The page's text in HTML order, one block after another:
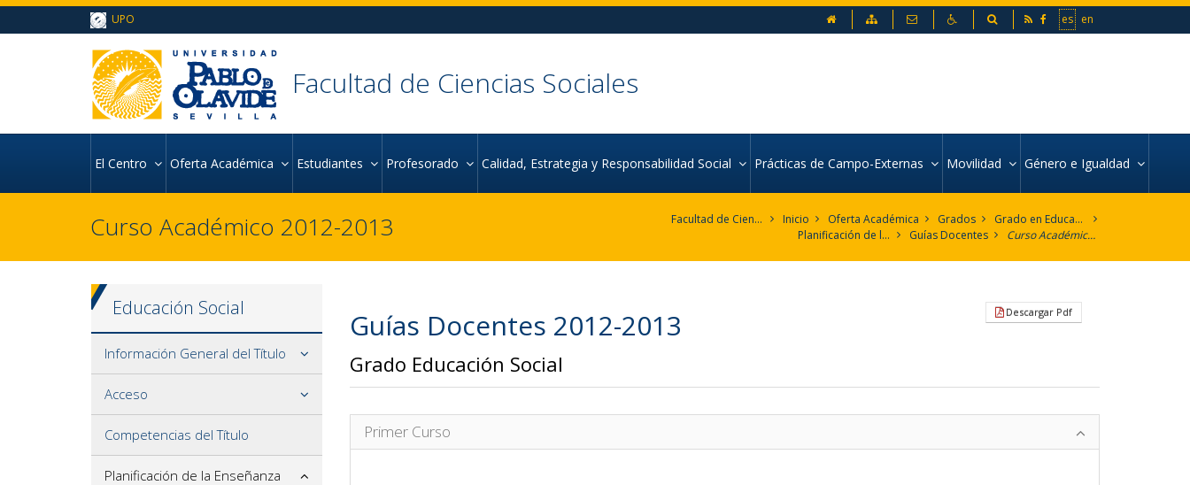
Ir al contenido principal de la página (alt + s)
Ir a la cabecera de la página (alt + c)
Ir al pie de la página (alt + p)
Ir al menú principal (alt + u)
es en
UPO Mapa web Contacto AccesibilidadBuscador
Facultad de Ciencias Sociales
El Centro Oferta Académica Estudiantes Profesorado Calidad, Estrategia y Responsabilidad Social Prácticas de Campo-Externas Movilidad Género e Igualdad
Curso Académico 2012-2013 Facultad de Ciencias Sociales Inicio Oferta Académica Grados
Grado en Educación Social
Planificación de la Enseñanza
Guías Docentes Curso Académico 2012-2013
Educación Social
Información General del Título
Acceso
Competencias del Título
Planificación de la Enseñanza
Descargar Pdf
Guías Docentes 2012-2013
Grado Educación Social
Primer Curso